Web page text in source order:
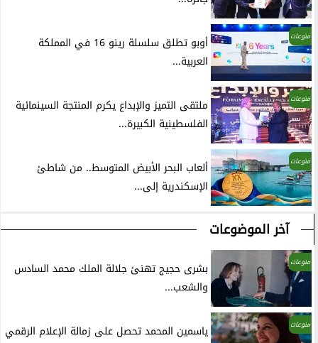
منوعات
أوبو تطلق سلسلة رينو 16 في المملكة
العربية...
منوعات
ملتقى التميز والإبداع يكرم المنتجة السينمائية
الفلسطينية الكبيرة...
منوعات
ألعاب البحر الأبيض المتوسط.. من شاطئ
الإسكندرية إلى...
آخر الموضوعات
منوعات
بشرى حجيج تهنئ جلالة الملك محمد السادس
والشعب...
منوعات
ياسمين المحمد تحصل على زمالة الإعلام الرقمي